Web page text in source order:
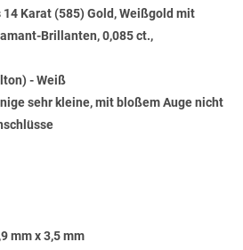
Karat (585) Gold, Weißgold mit
Brillanten, 0,085 ct.,
- Weiß
sehr kleine, mit bloßem Auge nicht
mm x 3,5 mm